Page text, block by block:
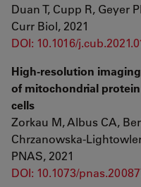
Duan T, Cupp R, Geyer
Curr Biol, 2021
DOI: 10.1016/
High-resolution
of mitochondrial
cells
Zorkau M, Albus CA,
Chrzanowska-
PNAS, 2021
DOI: 10.1073/